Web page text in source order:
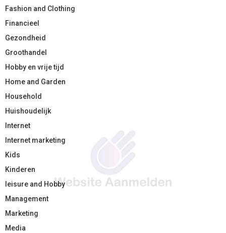
Fashion and Clothing
Financieel
Gezondheid
Groothandel
Hobby en vrije tijd
Home and Garden
Household
Huishoudelijk
Internet
Internet marketing
Kids
Kinderen
leisure and Hobby
Management
Marketing
Media